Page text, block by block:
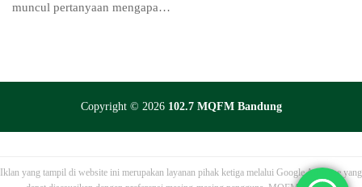
muncul pertanyaan mengapa…
Copyright © 2026 102.7 MQFM Bandung
Iklan yang tampil di website ini merupakan layanan pihak ketiga melalui Google AdSense yang